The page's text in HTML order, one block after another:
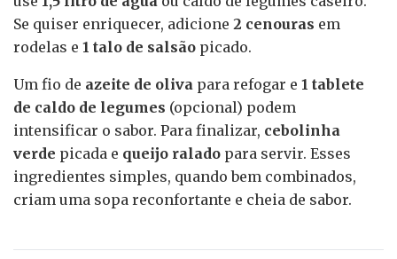
Se quiser enriquecer, adicione 2 cenouras em
rodelas e 1 talo de salsão picado.
Um fio de azeite de oliva para refogar e 1 tablete
de caldo de legumes (opcional) podem
intensificar o sabor. Para finalizar, cebolinha
verde picada e queijo ralado para servir. Esses
ingredientes simples, quando bem combinados,
criam uma sopa reconfortante e cheia de sabor.